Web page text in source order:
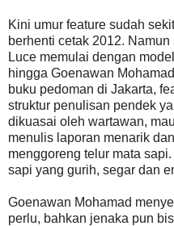
Kini umur feature sudah
berhenti cetak 2012.
Luce memulai dengan
hingga Goenawan
buku pedoman di Jakarta,
struktur penulisan pendek
dikuasai oleh wartawan,
menulis laporan menarik
menggoreng telur mata
sapi yang gurih, segar dan
Goenawan Mohamad
perlu, bahkan jenaka pun